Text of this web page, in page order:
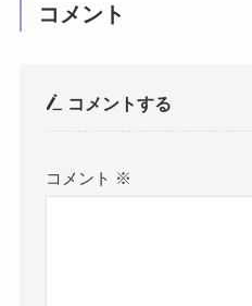
コメント
コメントする
コメント ※